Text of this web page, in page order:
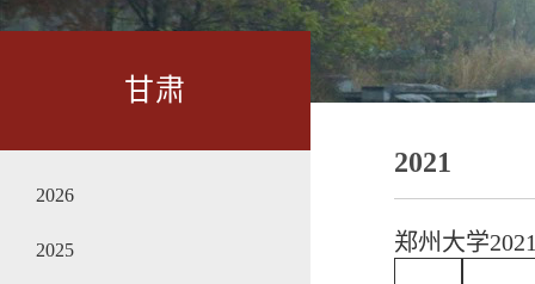
甘肃
2026
2025
2021
郑州大学